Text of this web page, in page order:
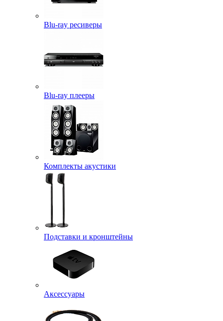
Blu-ray ресиверы
Blu-ray плееры
Комплекты акустики
Подставки и кронштейны
Аксессуары